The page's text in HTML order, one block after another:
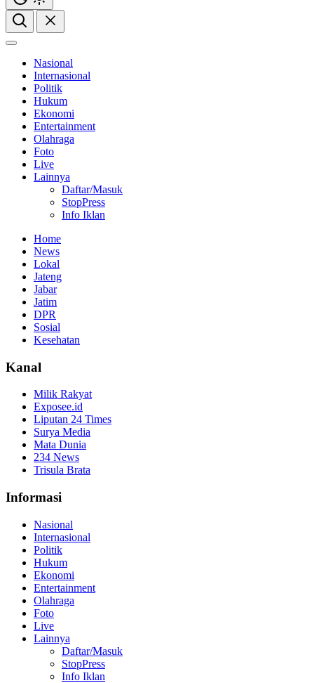
Nasional
Internasional
Politik
Hukum
Ekonomi
Entertainment
Olahraga
Foto
Live
Lainnya
Daftar/Masuk
StopPress
Info Iklan
Home
News
Lokal
Jateng
Jabar
Jatim
DPR
Sosial
Kesehatan
Kanal
Milik Rakyat
Exposee.id
Liputan 24 Times
Surya Media
Mata Dunia
234 News
Trisula Brata
Informasi
Nasional
Internasional
Politik
Hukum
Ekonomi
Entertainment
Olahraga
Foto
Live
Lainnya
Daftar/Masuk
StopPress
Info Iklan